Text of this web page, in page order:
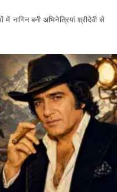
नागिन बनी अभिनेत्रियां श्रीदेवी से